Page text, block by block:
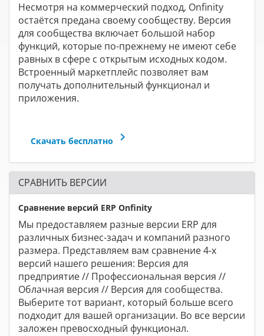
Несмотря на коммерческий подход, Onfinity
остаётся предана своему сообществу. Версия
для сообщества включает большой набор
функций, которые по-прежнему не имеют себе
равных в сфере с открытым исходных кодом.
Встроенный маркетплейс позволяет вам
получать дополнительный функционал и
приложения.
Скачать бесплатно keyboard_arrow_right
СРАВНИТЬ ВЕРСИИ
Сравнение версий ERP Onfinity
Мы предоставляем разные версии ERP для
различных бизнес-задач и компаний разного
размера. Представляем вам сравнение 4-х
версий нашего решения: Версия для
предприятие // Профессиональная версия //
Облачная версия // Версия для сообщества.
Выберите тот вариант, который больше всего
подходит для вашей организации. Во все версии
заложен превосходный функционал.